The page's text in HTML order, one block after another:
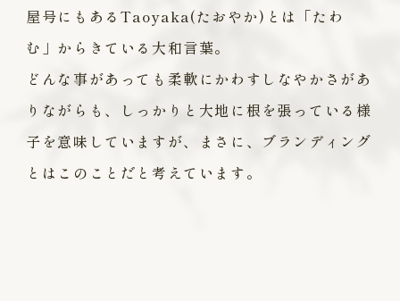
屋号にもあるTaoyaka(たおやか)とは「たわ
む」からきている大和言葉。
どんな事があっても柔軟にかわすしなやかさがあ
りながらも、
しっかりと大地に根を張っている様
子を意味していますが、
まさに、ブランディング
とはこのことだと考えています。